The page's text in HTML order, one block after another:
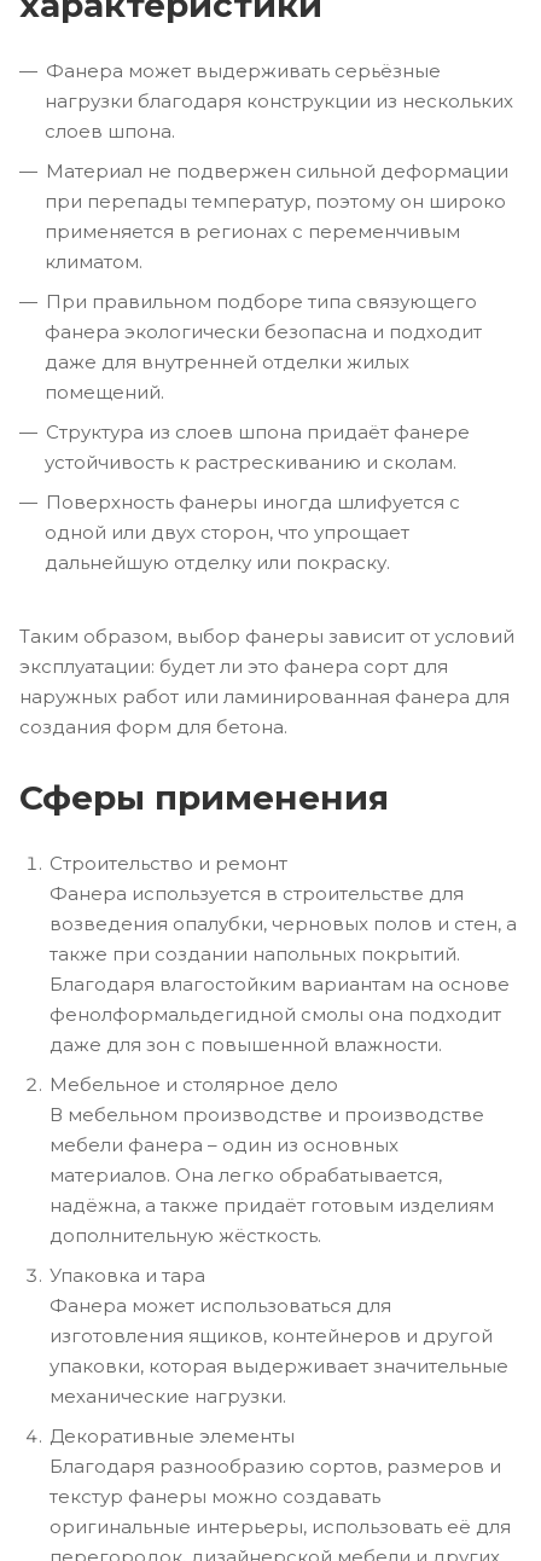
Фанера может выдерживать серьёзные
нагрузки благодаря конструкции из нескольких
слоев шпона.
Материал не подвержен сильной деформации
при перепады температур, поэтому он широко
применяется в регионах с переменчивым
климатом.
При правильном подборе типа связующего
фанера экологически безопасна и подходит
даже для внутренней отделки жилых
помещений.
Структура из слоев шпона придаёт фанере
устойчивость к растрескиванию и сколам.
Поверхность фанеры иногда шлифуется с
одной или двух сторон, что упрощает
дальнейшую отделку или покраску.
Таким образом, выбор фанеры зависит от условий
эксплуатации: будет ли это фанера сорт для
наружных работ или ламинированная фанера для
создания форм для бетона.
Сферы применения
Строительство и ремонт
Фанера используется в строительстве для
возведения опалубки, черновых полов и стен, а
также при создании напольных покрытий.
Благодаря влагостойким вариантам на основе
фенолформальдегидной смолы она подходит
даже для зон с повышенной влажности.
Мебельное и столярное дело
В мебельном производстве и производстве
мебели фанера – один из основных
материалов. Она легко обрабатывается,
надёжна, а также придаёт готовым изделиям
дополнительную жёсткость.
Упаковка и тара
Фанера может использоваться для
изготовления ящиков, контейнеров и другой
упаковки, которая выдерживает значительные
механические нагрузки.
Декоративные элементы
Благодаря разнообразию сортов, размеров и
текстур фанеры можно создавать
оригинальные интерьеры, использовать её для